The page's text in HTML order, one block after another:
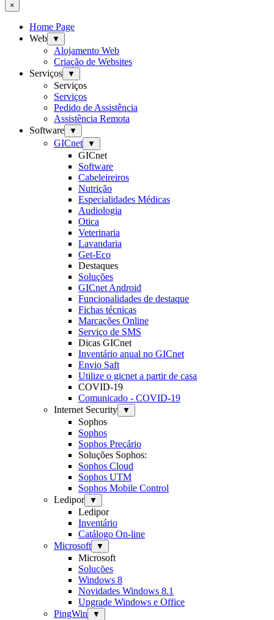
×
Home Page
Web
▼
Alojamento Web
Criação de Websites
Serviços
▼
Serviços
Serviços
Pedido de Assistência
Assistência Remota
Software
▼
GICnet ▼
GICnet
Software
Cabeleireiros
Nutrição
Especialidades Médicas
Audiologia
Otica
Veterinaria
Lavandaria
Get-Eco
Destaques
Soluções
GICnet Android
Funcionalidades de destaque
Fichas técnicas
Marcações Online
Serviço de SMS
Dicas GICnet
Inventário anual no GICnet
Envio Saft
Utilize o gicnet a partir de casa
COVID-19
Comunicado - COVID-19
Internet Security
▼
Sophos
Sophos
Sophos Preçário
Soluções Sophos:
Sophos Cloud
Sophos UTM
Sophos Mobile Control
Ledipor
▼
Ledipor
Inventário
Catálogo On-line
Microsoft
▼
Microsoft
Soluções
Windows 8
Novidades Windows 8.1
Upgrade Windows e Office
PingWin
▼